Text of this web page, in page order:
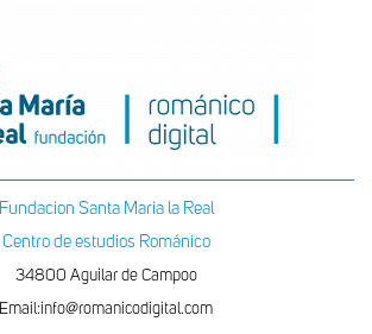
Fundacion Santa Maria la Real
Centro de estudios Románico
34800 Aguilar de Campoo
Email:info@romanicodigital.com